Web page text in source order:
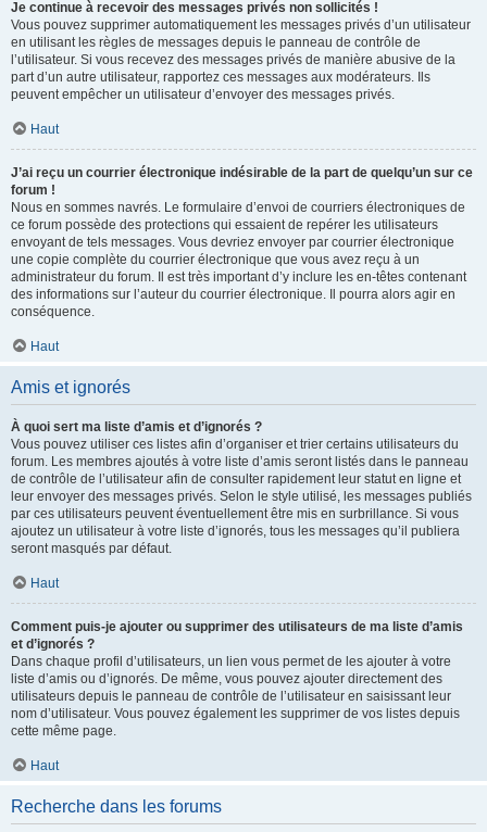
Je continue à recevoir des messages privés non sollicités !
Vous pouvez supprimer automatiquement les messages privés d’un utilisateur
en utilisant les règles de messages depuis le panneau de contrôle de
l’utilisateur. Si vous recevez des messages privés de manière abusive de la
part d’un autre utilisateur, rapportez ces messages aux modérateurs. Ils
peuvent empêcher un utilisateur d’envoyer des messages privés.
Haut
J’ai reçu un courrier électronique indésirable de la part de quelqu’un sur ce
forum !
Nous en sommes navrés. Le formulaire d’envoi de courriers électroniques de
ce forum possède des protections qui essaient de repérer les utilisateurs
envoyant de tels messages. Vous devriez envoyer par courrier électronique
une copie complète du courrier électronique que vous avez reçu à un
administrateur du forum. Il est très important d’y inclure les en-têtes contenant
des informations sur l’auteur du courrier électronique. Il pourra alors agir en
conséquence.
Haut
Amis et ignorés
À quoi sert ma liste d’amis et d’ignorés ?
Vous pouvez utiliser ces listes afin d’organiser et trier certains utilisateurs du
forum. Les membres ajoutés à votre liste d’amis seront listés dans le panneau
de contrôle de l’utilisateur afin de consulter rapidement leur statut en ligne et
leur envoyer des messages privés. Selon le style utilisé, les messages publiés
par ces utilisateurs peuvent éventuellement être mis en surbrillance. Si vous
ajoutez un utilisateur à votre liste d’ignorés, tous les messages qu’il publiera
seront masqués par défaut.
Haut
Comment puis-je ajouter ou supprimer des utilisateurs de ma liste d’amis
et d’ignorés ?
Dans chaque profil d’utilisateurs, un lien vous permet de les ajouter à votre
liste d’amis ou d’ignorés. De même, vous pouvez ajouter directement des
utilisateurs depuis le panneau de contrôle de l’utilisateur en saisissant leur
nom d’utilisateur. Vous pouvez également les supprimer de vos listes depuis
cette même page.
Haut
Recherche dans les forums